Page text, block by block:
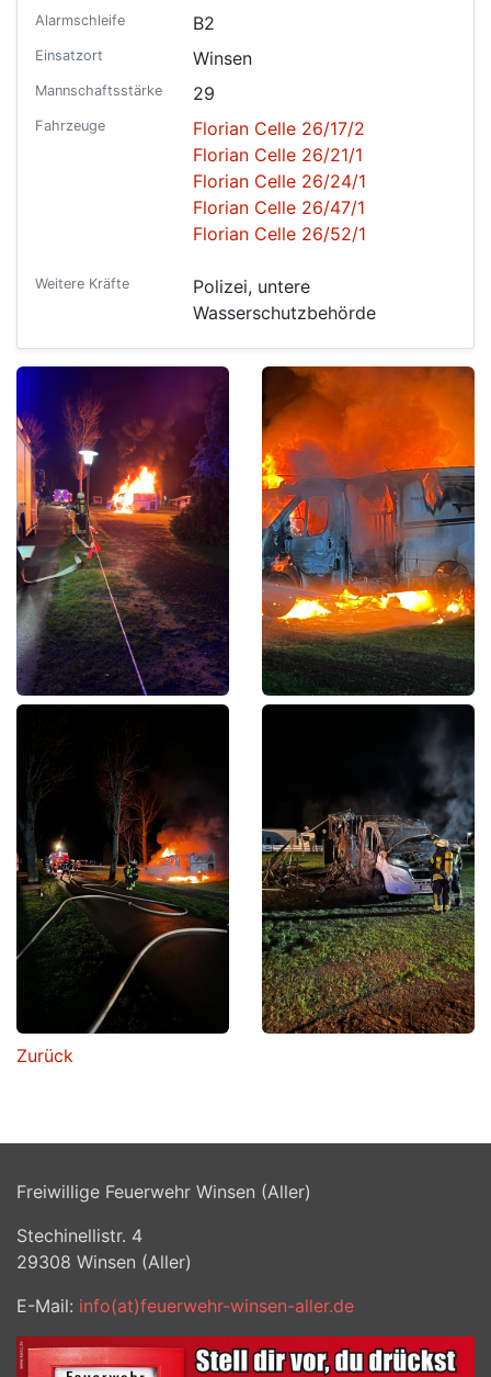
Alarmschleife B2
Einsatzort Winsen
Mannschaftsstärke 29
Fahrzeuge
Florian Celle 26/17/2
Florian Celle 26/21/1
Florian Celle 26/24/1
Florian Celle 26/47/1
Florian Celle 26/52/1
Weitere Kräfte
Polizei, untere
Wasserschutzbehörde
Zurück
Freiwillige Feuerwehr Winsen (Aller)
Stechinellistr. 4
29308 Winsen (Aller)
E-Mail: info(at)feuerwehr-winsen-aller.de